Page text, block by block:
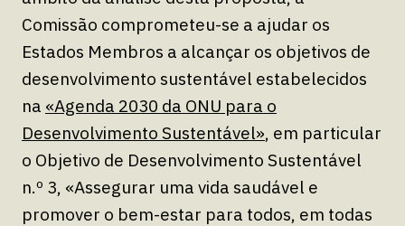
Comissão comprometeu-se a ajudar os
Estados Membros a alcançar os objetivos de
desenvolvimento sustentável estabelecidos
na «Agenda 2030 da ONU para o
Desenvolvimento Sustentável», em particular
o Objetivo de Desenvolvimento Sustentável
n.º 3, «Assegurar uma vida saudável e
promover o bem-estar para todos, em todas